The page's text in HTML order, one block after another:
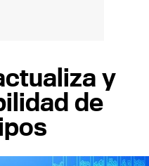
y
de